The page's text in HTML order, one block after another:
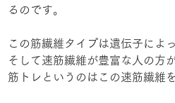
るのです。
この筋繊維タイプは遺伝子によ
そして速筋繊維が豊富な人の方
筋トレというのはこの速筋繊維